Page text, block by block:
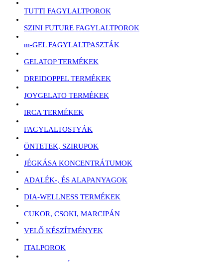
TUTTI FAGYLALTPOROK
SZINI FUTURE FAGYLALTPOROK
m-GEL FAGYLALTPASZTÁK
GELATOP TERMÉKEK
DREIDOPPEL TERMÉKEK
JOYGELATO TERMÉKEK
IRCA TERMÉKEK
FAGYLALTOSTYÁK
ÖNTETEK, SZIRUPOK
JÉGKÁSA KONCENTRÁTUMOK
ADALÉK-, ÉS ALAPANYAGOK
DIA-WELLNESS TERMÉKEK
CUKOR, CSOKI, MARCIPÁN
VELŐ KÉSZÍTMÉNYEK
ITALPOROK